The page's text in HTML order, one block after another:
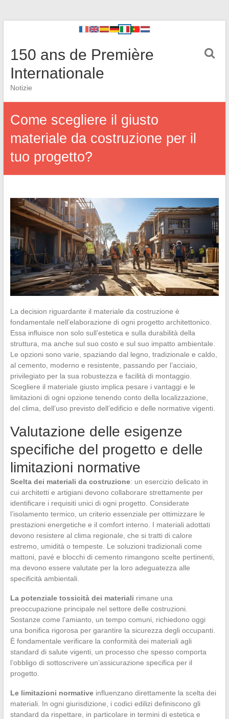
150 ans de Première
Internationale
Notizie
Come scegliere il giusto
materiale da costruzione per il
tuo progetto?
La decision riguardante il materiale da costruzione è
fondamentale nell’elaborazione di ogni progetto architettonico.
Essa influisce non solo sull’estetica e sulla durabilità della
struttura, ma anche sul suo costo e sul suo impatto ambientale.
Le opzioni sono varie, spaziando dal legno, tradizionale e caldo,
al cemento, moderno e resistente, passando per l’acciaio,
privilegiato per la sua robustezza e facilità di montaggio.
Scegliere il materiale giusto implica pesare i vantaggi e le
limitazioni di ogni opzione tenendo conto della localizzazione,
del clima, dell’uso previsto dell’edificio e delle normative vigenti.
Valutazione delle esigenze
specifiche del progetto e delle
limitazioni normative
Scelta dei materiali da costruzione: un esercizio delicato in
cui architetti e artigiani devono collaborare strettamente per
identificare i requisiti unici di ogni progetto. Considerate
l’isolamento termico, un criterio essenziale per ottimizzare le
prestazioni energetiche e il comfort interno. I materiali adottati
devono resistere al clima regionale, che si tratti di calore
estremo, umidità o tempeste. Le soluzioni tradizionali come
mattoni, pavé e blocchi di cemento rimangono scelte pertinenti,
ma devono essere valutate per la loro adeguatezza alle
specificità ambientali.
La potenziale tossicità dei materiali rimane una
preoccupazione principale nel settore delle costruzioni.
Sostanze come l’amianto, un tempo comuni, richiedono oggi
una bonifica rigorosa per garantire la sicurezza degli occupanti.
È fondamentale verificare la conformità dei materiali agli
standard di salute vigenti, un processo che spesso comporta
l’obbligo di sottoscrivere un’assicurazione specifica per il
progetto.
Le limitazioni normativeinfluenzano direttamente la scelta dei
materiali. In ogni giurisdizione, i codici edilizi definiscono gli
standard da rispettare, in particolare in termini di estetica e